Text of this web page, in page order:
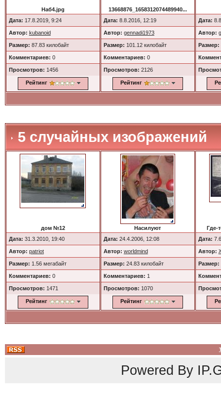
Наб4.jpg
Дата: 17.8.2019, 9:24
Автор: kubanoid
Размер: 87.83 килобайт
Комментариев: 0
Просмотров: 1456
Рейтинг
13668876_1658312074489940...
Дата: 8.8.2016, 12:19
Автор: gennadi1973
Размер: 101.12 килобайт
Комментариев: 0
Просмотров: 2126
Рейтинг
Дата:
Автор:
Размер:
5 случайных изображений
дом №12
Дата: 31.3.2010, 19:40
Автор: patriot
Размер: 1.56 мегабайт
Комментариев: 0
Просмотров: 1471
Рейтинг
Насилуют
Дата: 24.4.2006, 12:08
Автор: worldmind
Размер: 24.83 килобайт
Комментариев: 1
Просмотров: 1070
Рейтинг
Где-
Дата:
Автор:
Размер:
Powered By